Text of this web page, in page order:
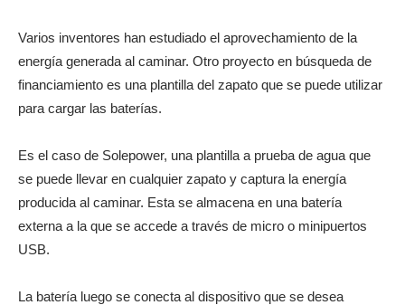
Varios inventores han estudiado el aprovechamiento de la
energía generada al caminar. Otro proyecto en búsqueda de
financiamiento es una plantilla del zapato que se puede utilizar
para cargar las baterías.
Es el caso de Solepower, una plantilla a prueba de agua que
se puede llevar en cualquier zapato y captura la energía
producida al caminar. Esta se almacena en una batería
externa a la que se accede a través de micro o minipuertos
USB.
La batería luego se conecta al dispositivo que se desea